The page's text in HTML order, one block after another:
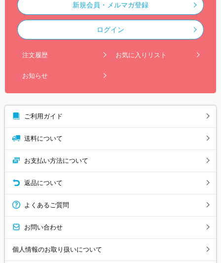
新規会員・メルマガ登録
ログイン
注文履歴 お気に入りリスト
お知らせ
ご利用ガイド
送料について
お支払い方法について
返品について
よくあるご質問
お問い合わせ
個人情報のお取り扱いについて